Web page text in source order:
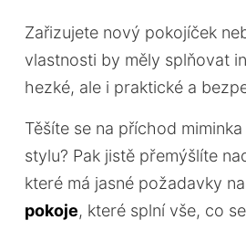
Zařizujete nový pokojíček
vlastnosti by měly splňovat
hezké, ale i praktické a
Těšíte se na příchod
stylu? Pak jistě přemýšlíte
které má jasné požadavky
pokoje, které splní vše, co